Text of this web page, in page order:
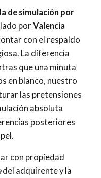
de simulación por
por Valencia
con el respaldo
La diferencia
que una minuta
en blanco, nuestro
las pretensiones
absoluta
posteriores
con propiedad
del adquirente y la